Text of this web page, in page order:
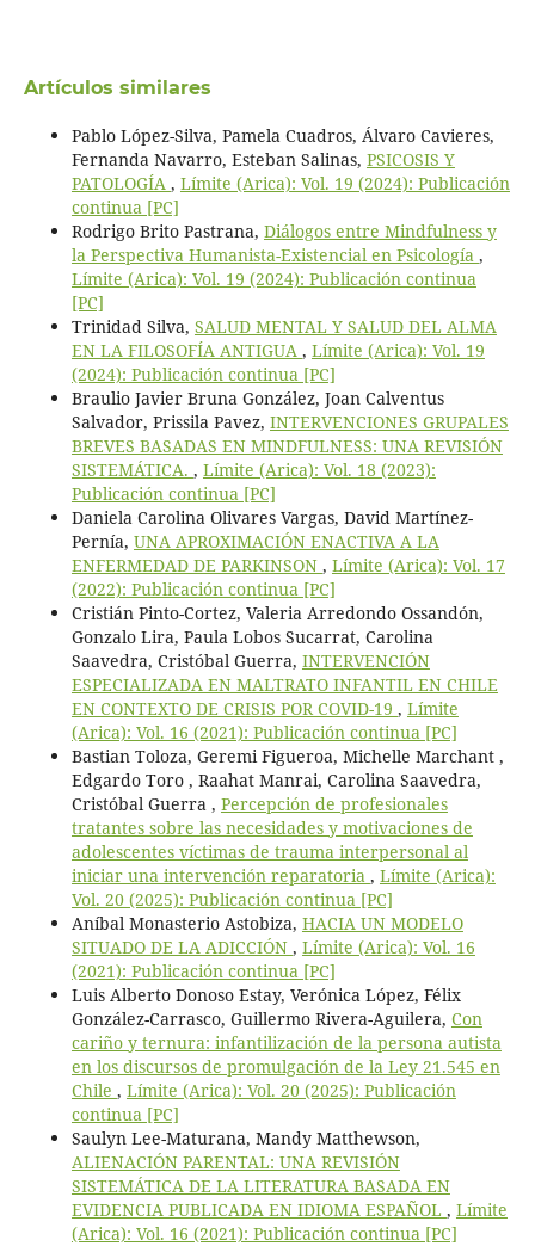
Artículos similares
Pablo López-Silva, Pamela Cuadros, Álvaro Cavieres,
Fernanda Navarro, Esteban Salinas, PSICOSIS Y
PATOLOGÍA , Límite (Arica): Vol. 19 (2024): Publicación
continua [PC]
Rodrigo Brito Pastrana, Diálogos entre Mindfulness y
la Perspectiva Humanista-Existencial en Psicología ,
Límite (Arica): Vol. 19 (2024): Publicación continua
[PC]
Trinidad Silva, SALUD MENTAL Y SALUD DEL ALMA
EN LA FILOSOFÍA ANTIGUA , Límite (Arica): Vol. 19
(2024): Publicación continua [PC]
Braulio Javier Bruna González, Joan Calventus
Salvador, Prissila Pavez, INTERVENCIONES GRUPALES
BREVES BASADAS EN MINDFULNESS: UNA REVISIÓN
SISTEMÁTICA. , Límite (Arica): Vol. 18 (2023):
Publicación continua [PC]
Daniela Carolina Olivares Vargas, David Martínez-
Pernía, UNA APROXIMACIÓN ENACTIVA A LA
ENFERMEDAD DE PARKINSON , Límite (Arica): Vol. 17
(2022): Publicación continua [PC]
Cristián Pinto-Cortez, Valeria Arredondo Ossandón,
Gonzalo Lira, Paula Lobos Sucarrat, Carolina
Saavedra, Cristóbal Guerra, INTERVENCIÓN
ESPECIALIZADA EN MALTRATO INFANTIL EN CHILE
EN CONTEXTO DE CRISIS POR COVID-19 , Límite
(Arica): Vol. 16 (2021): Publicación continua [PC]
Bastian Toloza, Geremi Figueroa, Michelle Marchant ,
Edgardo Toro , Raahat Manrai, Carolina Saavedra,
Cristóbal Guerra , Percepción de profesionales
tratantes sobre las necesidades y motivaciones de
adolescentes víctimas de trauma interpersonal al
iniciar una intervención reparatoria , Límite (Arica):
Vol. 20 (2025): Publicación continua [PC]
Aníbal Monasterio Astobiza, HACIA UN MODELO
SITUADO DE LA ADICCIÓN , Límite (Arica): Vol. 16
(2021): Publicación continua [PC]
Luis Alberto Donoso Estay, Verónica López, Félix
González-Carrasco, Guillermo Rivera-Aguilera, Con
cariño y ternura: infantilización de la persona autista
en los discursos de promulgación de la Ley 21.545 en
Chile , Límite (Arica): Vol. 20 (2025): Publicación
continua [PC]
Saulyn Lee-Maturana, Mandy Matthewson,
ALIENACIÓN PARENTAL: UNA REVISIÓN
SISTEMÁTICA DE LA LITERATURA BASADA EN
EVIDENCIA PUBLICADA EN IDIOMA ESPAÑOL , Límite
(Arica): Vol. 16 (2021): Publicación continua [PC]